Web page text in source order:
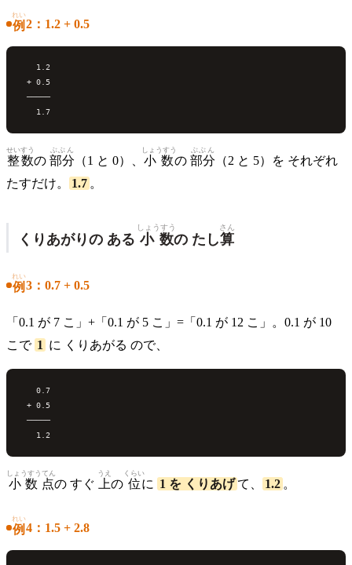
例
れい
2：1.2 + 0.5
   1.2
+ 0.5
─────
整数
せいすう
の 部分
ぶぶん
（1 と 0）、 小数
しょうすう
の 部分
ぶぶん
（2 と 5）を それぞれ
たすだけ。
1.7 。
くりあがりの ある 小数
しょうすう
の たし算
さん
例
れい
3：0.7 + 0.5
「0.1 が 7 こ」+「0.1 が 5 こ」=「0.1 が 12 こ」。0.1 が 10
こで 1 に くりあがる ので、
   0.7
+ 0.5
─────
小数点
しょうすうてん
の すぐ 上
うえ
の 位
くらい
に 1 を くりあげて、 1.2 。
例
れい
4：1.5 + 2.8